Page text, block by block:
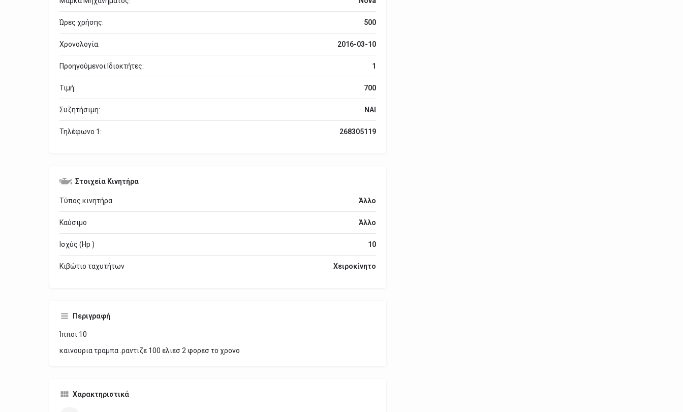
Ώρες χρήσης: 500
Χρονολογία: 2016-03-10
Προηγούμενοι Ιδιοκτήτες: 1
Τιμή: 700
Συζητήσιμη: ΝΑΙ
Τηλέφωνο 1: 268305119
Στοιχεία Κινητήρα
Τύπος κινητήρα Άλλο
Καύσιμο Άλλο
Ισχύς (Hp ) 10
Κιβώτιο ταχυτήτων Χειροκίνητο
Περιγραφή
Ίπποι 10
καινουρια τραμπα .ραντιζε 100 ελιεσ 2 φορεσ το χρονο
Χαρακτηριστικά